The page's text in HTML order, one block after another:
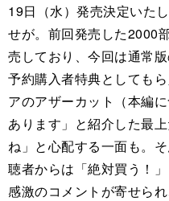
19日（水）発売決定いた
せが。前回発売した2000
売しており、今回は通常
予約購入者特典としても
アのアザーカット（本編
あります」と紹介した最
ね」と心配する一面も。
聴者からは「絶対買う！
感激のコメントが寄せら